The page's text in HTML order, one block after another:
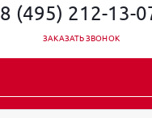
8 (495) 212-13-
ЗАКАЗАТЬ ЗВОНОК